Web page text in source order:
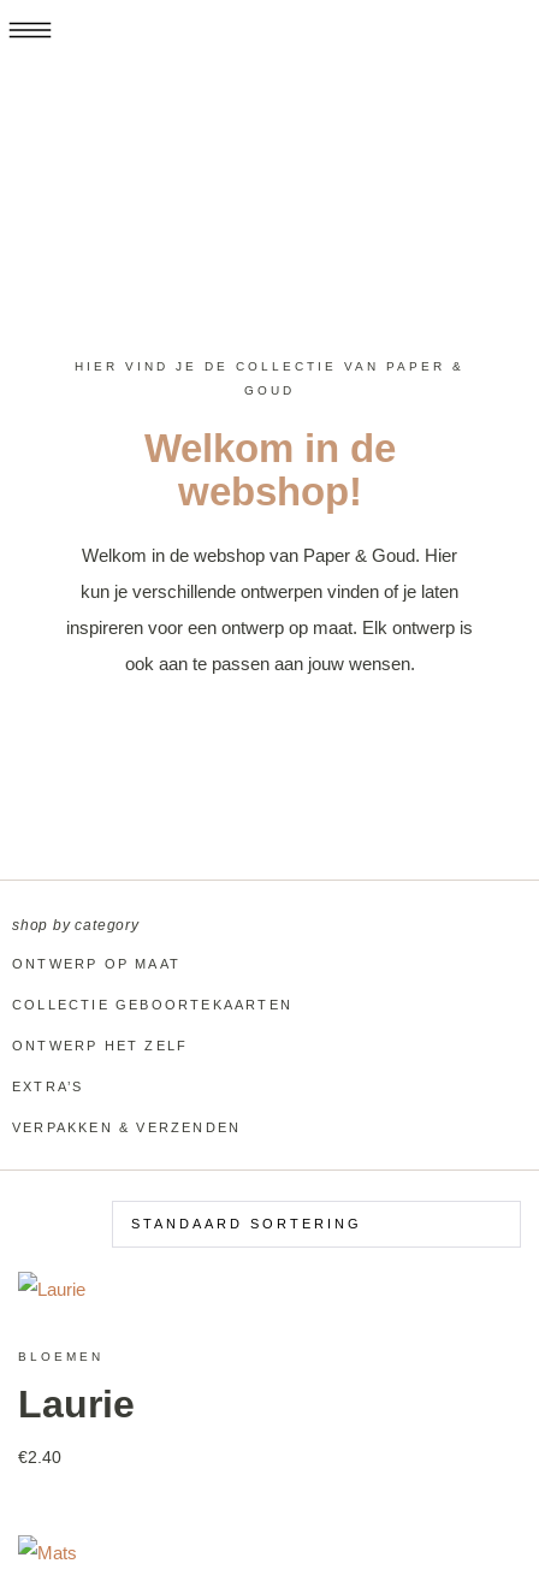
HIER VIND JE DE COLLECTIE VAN PAPER &
GOUD
Welkom in de
webshop!
Welkom in de webshop van Paper & Goud. Hier
kun je verschillende ontwerpen vinden of je laten
inspireren voor een ontwerp op maat. Elk ontwerp is
ook aan te passen aan jouw wensen.
shop by category
ONTWERP OP MAAT
COLLECTIE GEBOORTEKAARTEN
ONTWERP HET ZELF
EXTRA’S
VERPAKKEN & VERZENDEN
BLOEMEN
Laurie
€2.40